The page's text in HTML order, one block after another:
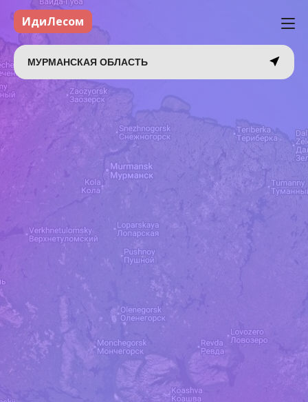
ИдиЛесом
МУРМАНСКАЯ ОБЛАСТЬ